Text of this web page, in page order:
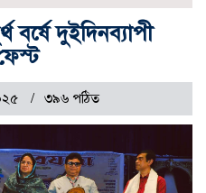
বর্ষে দুইদিনব্যাপী
৩৯৬ পঠিত